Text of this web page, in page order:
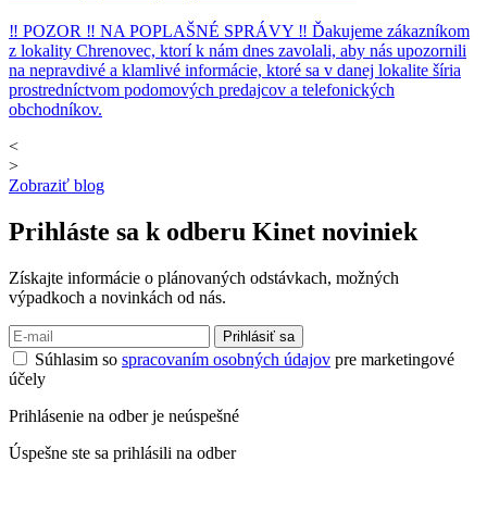
‼ POZOR ‼ NA POPLAŠNÉ SPRÁVY ‼ Ďakujeme zákazníkom
z lokality Chrenovec, ktorí k nám dnes zavolali, aby nás upozornili
na nepravdivé a klamlivé informácie, ktoré sa v danej lokalite šíria
prostredníctvom podomových predajcov a telefonických
obchodníkov.
<
>
Zobraziť blog
Prihláste sa k odberu Kinet noviniek
Získajte informácie o plánovaných odstávkach, možných
výpadkoch a novinkách od nás.
Prihlásiť sa
Súhlasim so spracovaním osobných údajov pre marketingové
účely
Prihlásenie na odber je neúspešné
Úspešne ste sa prihlásili na odber